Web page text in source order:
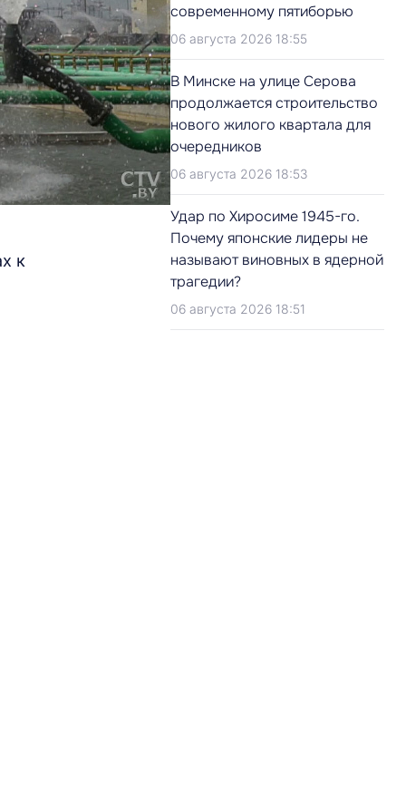
к
современному пятиборью
06 августа 2026 18:55
В Минске на улице Серова
продолжается строительство
нового жилого квартала для
очередников
06 августа 2026 18:53
Удар по Хиросиме 1945-го.
Почему японские лидеры не
называют виновных в ядерной
трагедии?
06 августа 2026 18:51